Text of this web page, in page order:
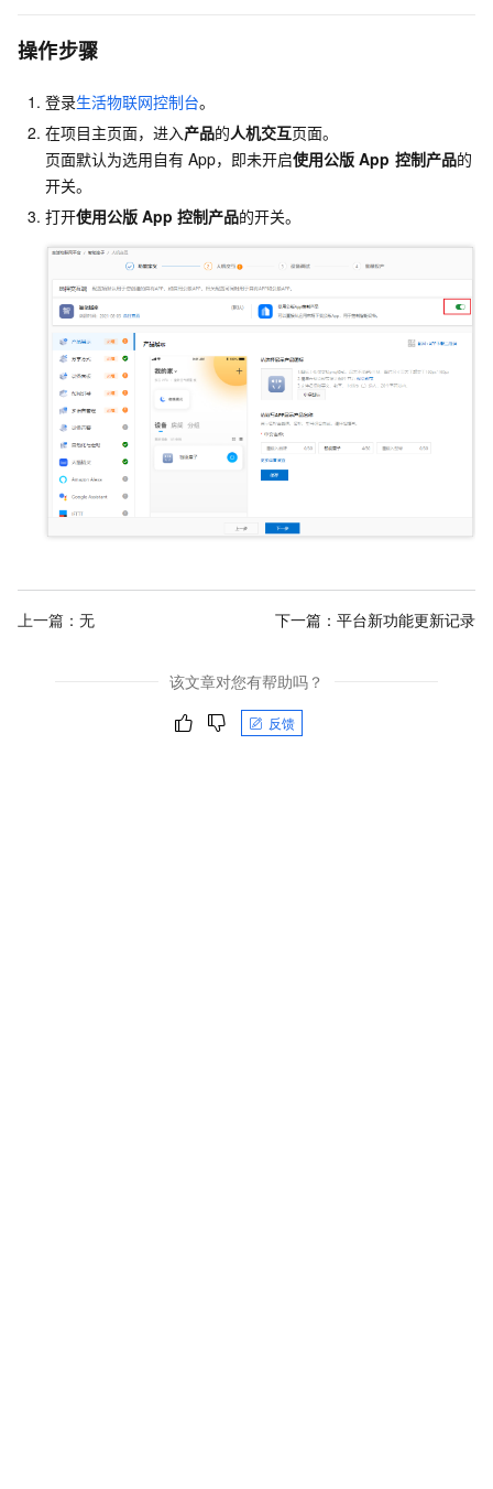
操作步骤
登录生活物联网控制台。
在项目主页面，进入产品的人机交互页面。
页面默认为选用自有 App，即未开启使用公版 App 控制产品的
开关。
打开使用公版 App 控制产品的开关。
上一篇：无 下一篇： 平台新功能更新记录
该文章对您有帮助吗？
反馈